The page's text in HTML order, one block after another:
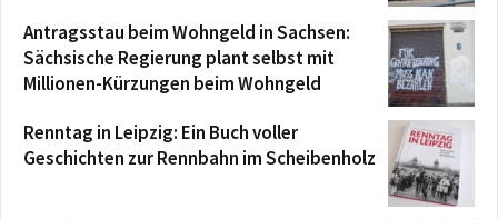
Antragsstau beim Wohngeld in Sachsen:
Sächsische Regierung plant selbst mit
Millionen-Kürzungen beim Wohngeld
Renntag in Leipzig: Ein Buch voller
Geschichten zur Rennbahn im Scheibenholz